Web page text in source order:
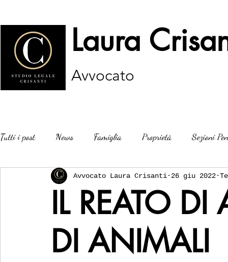
Laura
Avvocato
Tutti i post News Famiglia Proprietà Sezioni
IL REATO
DI ANIMALI
Avvocato Laura Crisanti 26 giu 2022